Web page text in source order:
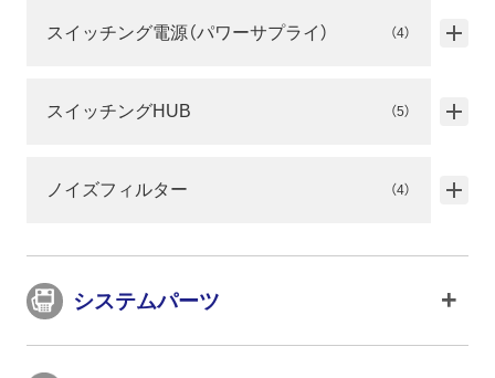
スイッチング電源（パワーサプライ） （4）
スイッチングHUB （5）
ノイズフィルター （4）
システムパーツ